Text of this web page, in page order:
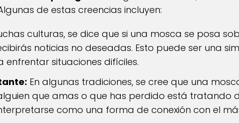
de estas creencias incluyen:
culturas, se dice que si una mosca se posa
noticias no deseadas. Esto puede ser una
situaciones difíciles.
En algunas tradiciones, se cree que una
que amas o que has perdido está tratando
como una forma de conexión con el